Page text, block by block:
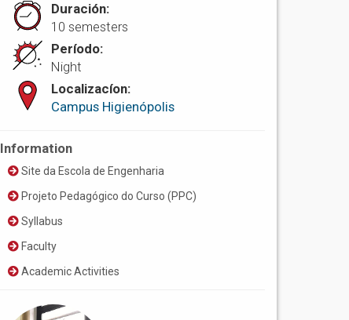
Duración:
10 semesters
Período:
Night
Localizacíon:
Campus Higienópolis
Information
Site da Escola de Engenharia
Projeto Pedagógico do Curso (PPC)
Syllabus
Faculty
Academic Activities